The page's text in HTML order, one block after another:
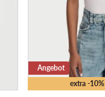
extra -
Angebot